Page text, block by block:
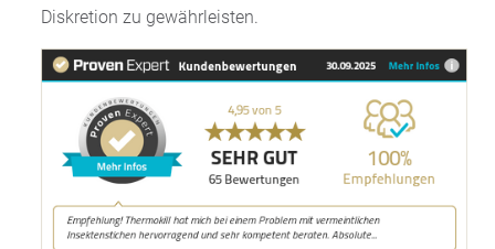
Diskretion zu gewährleisten.